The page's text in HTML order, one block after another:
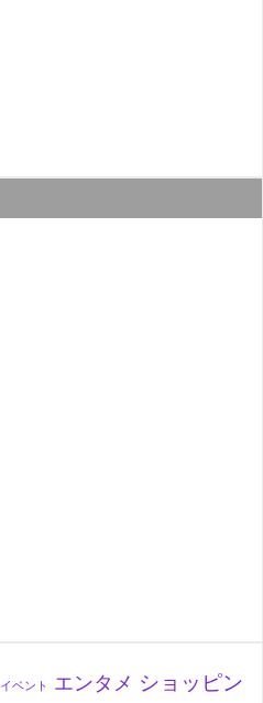
イベント エンタメ ショッピン